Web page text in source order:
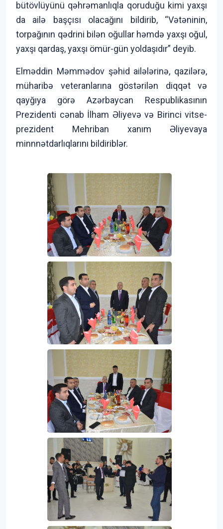
bütövlüyünü qəhrəmanlıqla qoruduğu kimi yaxşı
da ailə başçısı olacağını bildirib, “Vətəninin,
torpağının qədrini bilən oğullar həmdə yaxşı oğul,
yaxşı qardaş, yaxşı ömür-gün yoldaşıdır” deyib.
Elməddin Məmmədov şəhid ailələrinə, qazilərə,
müharibə veteranlarına göstərilən diqqət və
qayğıya görə Azərbaycan Respublikasının
Prezidenti cənab İlham Əliyevə və Birinci vitse-
prezident Mehriban xanım Əliyevaya
minnnətdarlıqlarını bildiriblər.